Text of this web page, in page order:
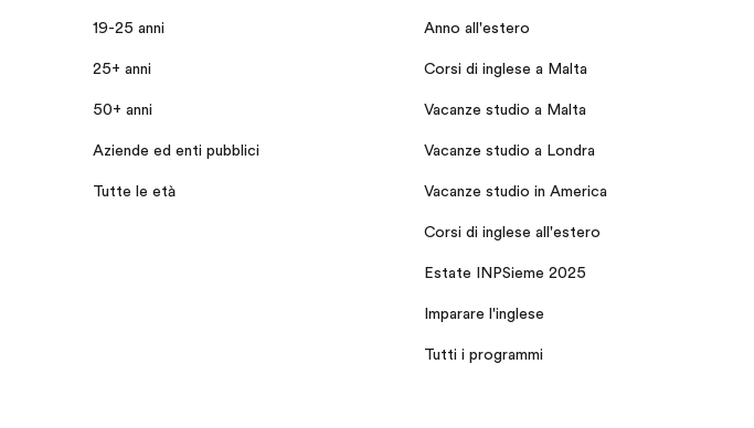
19-25 anni
25+ anni
50+ anni
Aziende ed enti pubblici
Tutte le età
Anno all'estero
Corsi di inglese a Malta
Vacanze studio a Malta
Vacanze studio a Londra
Vacanze studio in America
Corsi di inglese all'estero
Estate INPSieme 2025
Imparare l'inglese
Tutti i programmi